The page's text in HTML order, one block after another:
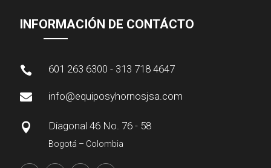
INFORMACIÓN DE CONTÁCTO
 601 263 6300 - 313 718 4647
 info@equiposyhornosjsa.com
 Diagonal 46 No. 76 - 58
Bogotá – Colombia